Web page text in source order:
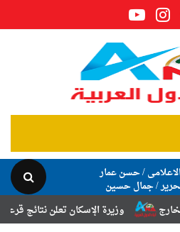
/ حسن عمار
/ جمال حسين
وزيرة الإسكان تعلن نتائج قرعة